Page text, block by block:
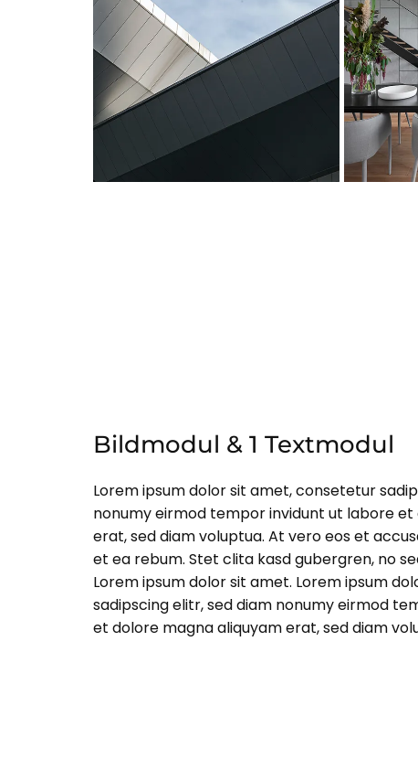
Bildmodul & 1 Textmodul
Lorem ipsum dolor sit amet, consetetur
nonumy eirmod tempor invidunt ut labore
erat, sed diam voluptua. At vero eos et
et ea rebum. Stet clita kasd gubergren, no
Lorem ipsum dolor sit amet. Lorem ipsum
sadipscing elitr, sed diam nonumy eirmod
et dolore magna aliquyam erat, sed diam